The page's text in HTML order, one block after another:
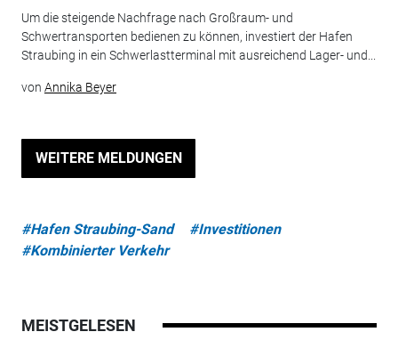
Um die steigende Nachfrage nach Großraum- und
Schwertransporten bedienen zu können, investiert der Hafen
Straubing in ein Schwerlastterminal mit ausreichend Lager- und...
von Annika Beyer
WEITERE MELDUNGEN
#Hafen Straubing-Sand
#Investitionen
#Kombinierter Verkehr
MEISTGELESEN